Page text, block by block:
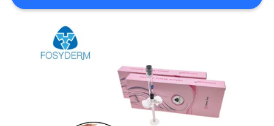
SHOPPING
ONLINE